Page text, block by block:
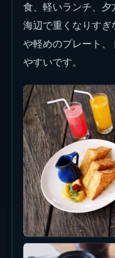
食、軽いランチ、夕
海辺で重くなりす
や軽めのプレート、
やすいです。